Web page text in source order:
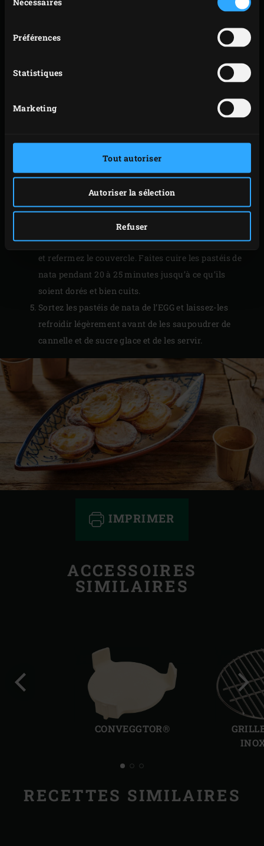
du
Préférences
Statistiques
Marketing
Tout autoriser
Autoriser la sélection
Refuser
Pendant ce temps, pour les tartelettes en pâte
feuilletée, déroulez les rouleaux de pâte feuilletée et
pâtes feuilletées à partir d’un des petits côtés et
Beurrez 20 petits moules pour pastéis de nata,
farine en les tapotant. Pressez une tranche de pâte
feuilletée dans chaque petit moule.
Placez lapierre de cuissonsur la grille de l’EGG et
laissez préchauffer pendant environ 10 minutes.
Répartissez la crème pâtissière dans les petits
Placez les moules sur la pierre de cuisson de l’EGG
et refermez le couvercle. Faites cuire les pastéis de
nata pendant 20 à 25 minutes jusqu’à ce qu’ils
soient dorés et bien cuits.
Sortez les pastéis de nata de l’EGG et laissez-les
refroidir légèrement avant de les saupoudrer de
cannelle et de sucre glace et de les servir.
IMPRIMER
ACCESSOIRES
SIMILAIRES
CONVEGGTOR®
RECETTES SIMILAIRES